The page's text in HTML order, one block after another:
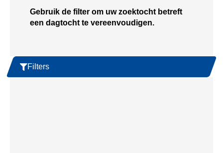
Gebruik de filter om uw zoektocht betreft
een dagtocht te vereenvoudigen.
Filters